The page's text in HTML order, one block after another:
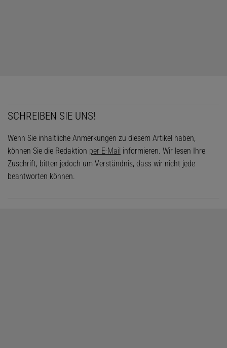
SCHREIBEN SIE UNS!
Wenn Sie inhaltliche Anmerkungen zu diesem Artikel haben,
können Sie die Redaktion per E-Mail informieren. Wir lesen Ihre
Zuschrift, bitten jedoch um Verständnis, dass wir nicht jede
beantworten können.